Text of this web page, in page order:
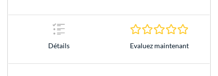
Détails Evaluez maintenant